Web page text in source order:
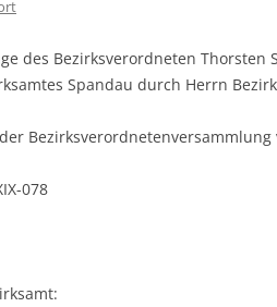
des Bezirksverordneten Thorsten
Spandau durch Herrn
Bezirksverordnetenversammlung
078